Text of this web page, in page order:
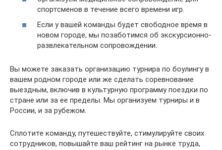
спортсменов в течение всего времени игр.
Если у вашей команды будет свободное время в
новом городе, мы позаботимся об экскурсионно-
развлекательном сопровождении.
Вы можете заказать организацию турнира по боулингу в
вашем родном городе или же сделать соревнование
выездным, включив в культурную программу поездки по
стране или за ее пределы. Мы организуем турниры и в
России, и за рубежом.
Сплотите команду, путешествуйте, стимулируйте своих
сотрудников, повышайте ваш рейтинг на рынке труда,